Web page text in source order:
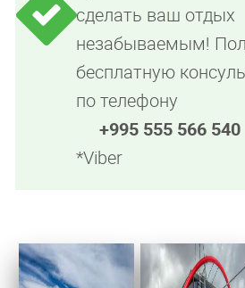
сделать ваш отдых
незабываемым!
бесплатную
по телефону
+995 555 566 540
*Viber